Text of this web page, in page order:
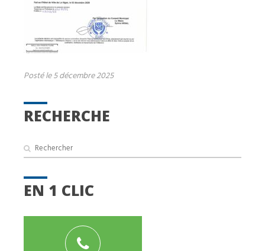
RECHERCHE
EN 1 CLIC
Posté le 5 décembre 2025